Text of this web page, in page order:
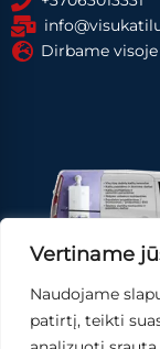
Vertiname
Naudojame
patirtį, teikti
Dirbame
Registruotis